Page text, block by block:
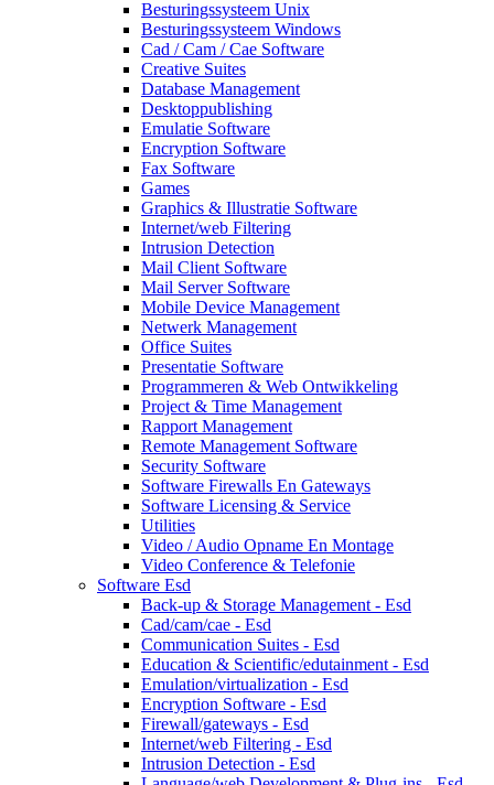
Besturingssysteem Unix
Besturingssysteem Windows
Cad / Cam / Cae Software
Creative Suites
Database Management
Desktoppublishing
Emulatie Software
Encryption Software
Fax Software
Games
Graphics & Illustratie Software
Internet/web Filtering
Intrusion Detection
Mail Client Software
Mail Server Software
Mobile Device Management
Netwerk Management
Office Suites
Presentatie Software
Programmeren & Web Ontwikkeling
Project & Time Management
Rapport Management
Remote Management Software
Security Software
Software Firewalls En Gateways
Software Licensing & Service
Utilities
Video / Audio Opname En Montage
Video Conference & Telefonie
Software Esd
Back-up & Storage Management - Esd
Cad/cam/cae - Esd
Communication Suites - Esd
Education & Scientific/edutainment - Esd
Emulation/virtualization - Esd
Encryption Software - Esd
Firewall/gateways - Esd
Internet/web Filtering - Esd
Intrusion Detection - Esd